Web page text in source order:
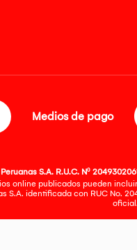
Medios de pago
S.A. R.U.C. Nº
online publicados pueden
S.A. identificada con RUC No.